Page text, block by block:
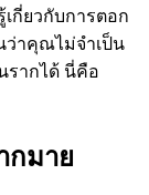
เกี่ยวกับการตอก
ว่าคุณไม่จำเป็น
รากได้ นี่คือ
กมาย